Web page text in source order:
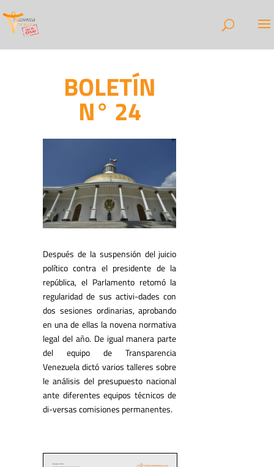
BOLETÍN
N° 24
Después de la suspensión del juicio
político contra el presidente de la
república, el Parlamento retomó la
regularidad de sus activi-dades con
dos sesiones ordinarias, aprobando
en una de ellas la novena normativa
legal del año. De igual manera parte
del equipo de Transparencia
Venezuela dictó varios talleres sobre
le análisis del presupuesto nacional
ante diferentes equipos técnicos de
di-versas comisiones permanentes.